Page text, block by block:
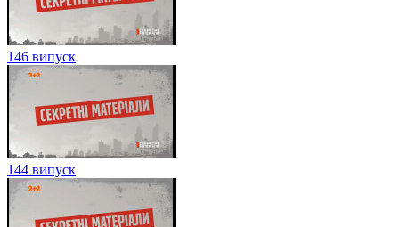
146 випуск
144 випуск